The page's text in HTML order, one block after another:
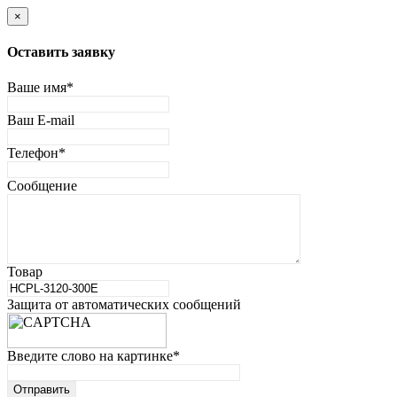
×
Оставить заявку
Ваше имя*
Ваш E-mail
Телефон*
Сообщение
Товар
Защита от автоматических сообщений
Введите слово на картинке*